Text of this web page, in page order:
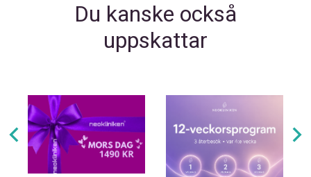
Du kanske också
uppskattar